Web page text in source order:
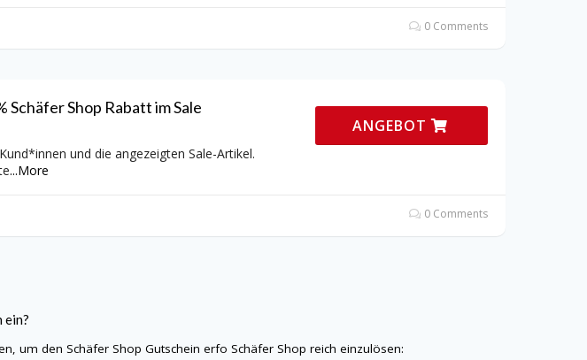
0 Comments
Schäfer Shop Rabatt im Sale
und die angezeigten Sale-Artikel.
...More
ANGEBOT
0 Comments
ein?
um denSchäfer ShopGutschein erfoSchäfer Shopreich einzulösen: